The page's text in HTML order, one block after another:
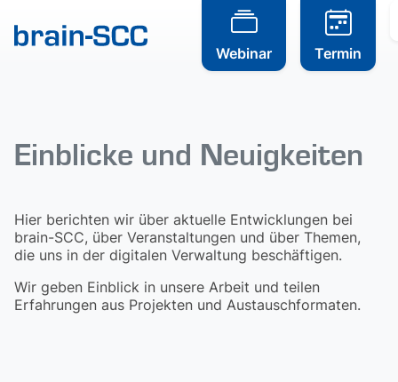
Webinar Termin
Einblicke und Neuigkeiten
Hier berichten wir über aktuelle Entwicklungen bei
brain-SCC, über Veranstaltungen und über Themen,
die uns in der digitalen Verwaltung beschäftigen.
Wir geben Einblick in unsere Arbeit und teilen
Erfahrungen aus Projekten und Austauschformaten.